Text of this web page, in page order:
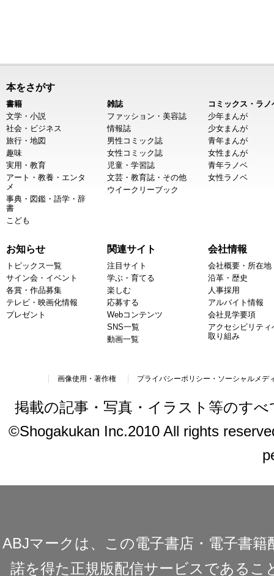
本をさがす
書籍
文学・小説
社会・ビジネス
旅行・地図
趣味
実用・教育
アート・教養・エンタ
メ
事典・図鑑・語学・辞
書
こども
雑誌
ファッション・美容誌
情報誌
男性コミック誌
女性コミック誌
児童・学習誌
文芸・教育誌・その他
ウイークリーブック
コミックス・ラノ
少年まんが
少女まんが
青年まんが
女性まんが
青年ラノベ
女性ラノベ
お知らせ
トピックス一覧
サイン会・イベント
各賞・作品募集
テレビ・映画化情報
プレゼント
関連サイト
注目サイト
学ぶ・育てる
楽しむ
応募する
Webコンテンツ
SNS一覧
動画一覧
会社情報
会社概要・所在地
沿革・歴史
人事採用
アルバイト情報
会社見学要項
アクセシビリティ
取り組み
画像使用・著作権 プライバシーポリシー・ソーシャルメデ
掲載の記事・写真・イラスト等のす
©Shogakukan Inc.2010 All rights
ABJマークは、この電子書店・電子書
諾を得た正規版配信サービスであるこ